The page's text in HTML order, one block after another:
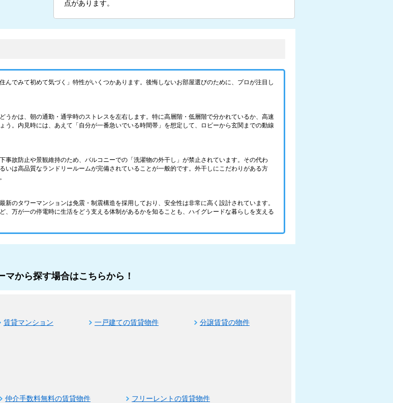
点があります。
んでみて初めて気づく」特性がいくつかあります。後悔しないお部屋選びのために、プロが注目し
うかは、朝の通勤・通学時のストレスを左右します。特に高層階・低層階で分かれているか、高速
う。内見時には、あえて「自分が一番急いでいる時間帯」を想定して、ロビーから玄関までの動線
事故防止や景観維持のため、バルコニーでの「洗濯物の外干し」が禁止されています。その代わ
いは高品質なランドリールームが完備されていることが一般的です。外干しにこだわりがある方
新のタワーマンションは免震・制震構造を採用しており、安全性は非常に高く設計されています。
、万が一の停電時に生活をどう支える体制があるかを知ることも、ハイグレードな暮らしを支える
マから探す場合はこちらから！
賃貸マンション 一戸建ての賃貸物件
分譲賃貸の物件
仲介手数料無料の賃貸物件
フリーレントの賃貸物件